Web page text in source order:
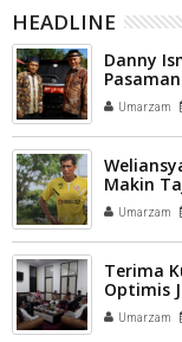
HEADLINE
Danny
Lembaga
Umarzam
Makin
Umarzam
Terima
Optimis
Umarzam